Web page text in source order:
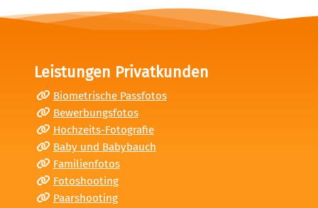
Leistungen Privatkunden
Biometrische Passfotos
Bewerbungsfotos
Hochzeits-Fotografie
Baby und Babybauch
Familienfotos
Fotoshooting
Paarshooting